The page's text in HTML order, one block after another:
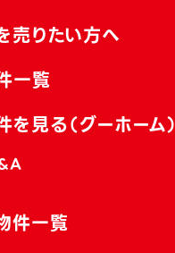
売りたい方へ
一覧
見る（グーホーム）
件一覧